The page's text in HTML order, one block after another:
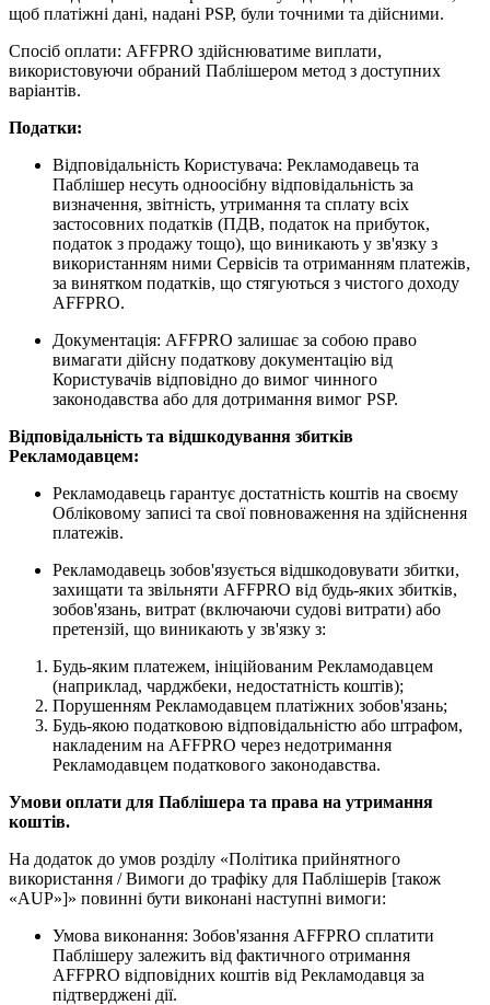
щоб платіжні дані, надані PSP, були точними та дійсними.
Спосіб оплати: AFFPRO здійснюватиме виплати,
використовуючи обраний Паблішером метод з доступних
варіантів.
Податки:
Відповідальність Користувача: Рекламодавець та
Паблішер несуть одноосібну відповідальність за
визначення, звітність, утримання та сплату всіх
застосовних податків (ПДВ, податок на прибуток,
податок з продажу тощо), що виникають у зв'язку з
використанням ними Сервісів та отриманням платежів,
за винятком податків, що стягуються з чистого доходу
AFFPRO.
Документація: AFFPRO залишає за собою право
вимагати дійсну податкову документацію від
Користувачів відповідно до вимог чинного
законодавства або для дотримання вимог PSP.
Відповідальність та відшкодування збитків
Рекламодавцем:
Рекламодавець гарантує достатність коштів на своєму
Обліковому записі та свої повноваження на здійснення
платежів.
Рекламодавець зобов'язується відшкодовувати збитки,
захищати та звільняти AFFPRO від будь-яких збитків,
зобов'язань, витрат (включаючи судові витрати) або
претензій, що виникають у зв'язку з:
Будь-яким платежем, ініційованим Рекламодавцем
(наприклад, чарджбеки, недостатність коштів);
Порушенням Рекламодавцем платіжних зобов'язань;
Будь-якою податковою відповідальністю або штрафом,
накладеним на AFFPRO через недотримання
Рекламодавцем податкового законодавства.
Умови оплати для Паблішера та права на утримання
коштів.
На додаток до умов розділу «Політика прийнятного
використання / Вимоги до трафіку для Паблішерів [також
«AUP»]» повинні бути виконані наступні вимоги:
Умова виконання: Зобов'язання AFFPRO сплатити
Паблішеру залежить від фактичного отримання
AFFPRO відповідних коштів від Рекламодавця за
підтверджені дії.